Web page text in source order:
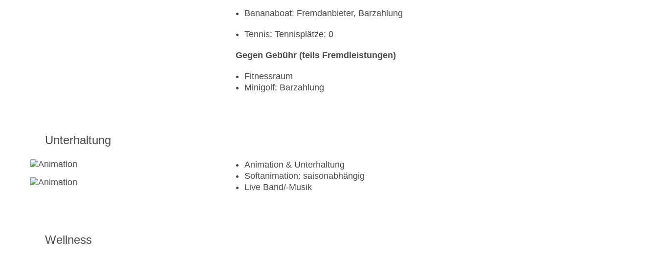
Bananaboat: Fremdanbieter, Barzahlung
Tennis: Tennisplätze: 0
Gegen Gebühr (teils Fremdleistungen)
Fitnessraum
Minigolf: Barzahlung
Unterhaltung
Animation & Unterhaltung
Softanimation: saisonabhängig
Live Band/-Musik
Wellness